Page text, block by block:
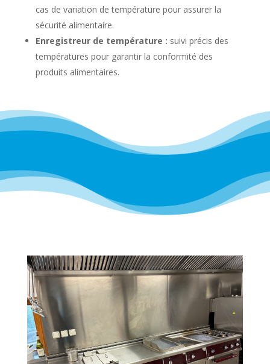
cas de variation de température pour assurer la
sécurité alimentaire.
Enregistreur de température : suivi précis des
températures pour garantir la conformité des
produits alimentaires.